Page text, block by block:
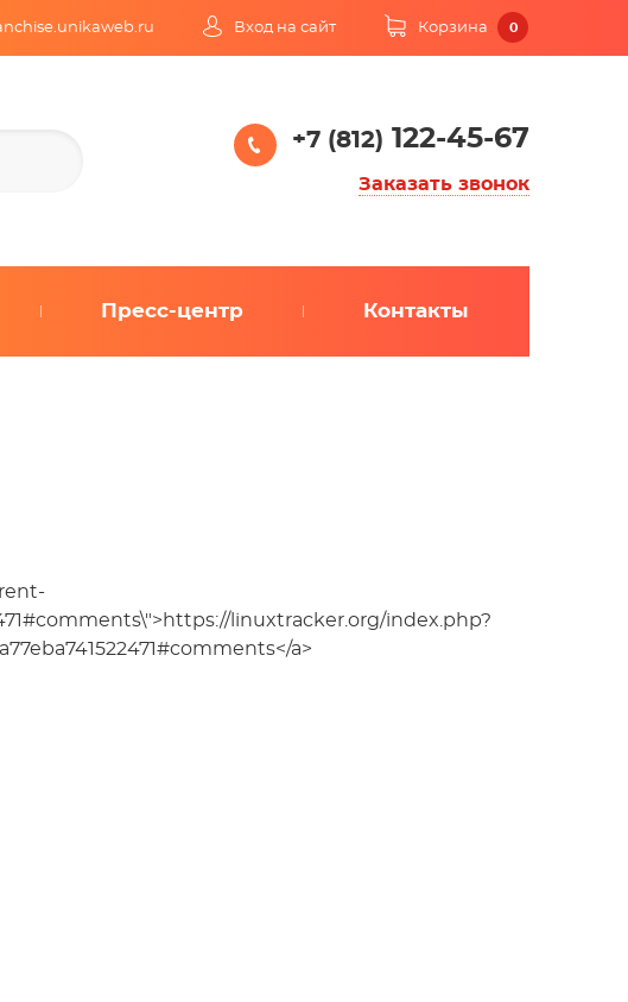
Вход на сайт Корзина 0
+7 (812) 122-45-67
Заказать звонок
Пресс-центр Контакты
linuxtracker.org/index.php?
a>